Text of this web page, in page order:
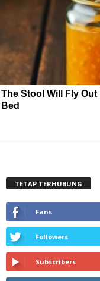
The Stool Will Fly
Bed
TETAP TERHUBUNG
Fans
Followers
Subscribers